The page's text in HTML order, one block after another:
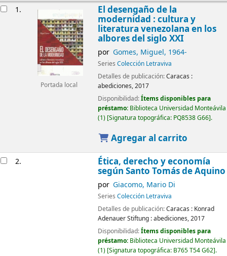
1.
Portada local
El desengaño de la
modernidad : cultura y
literatura venezolana en los
albores del siglo XXI
por Gomes, Miguel, 1964-
Series Colección Letraviva
Detalles de publicación:Caracas :
abediciones,2017
Disponibilidad:Ítems disponibles para
préstamo: Biblioteca Universidad Monteávila
(1) Signatura topográfica: PQ8538 G66 .
Agregar al carrito
2. Ética, derecho y economía
según Santo Tomás de Aquino
por Giacomo, Mario Di
Series Colección Letraviva
Detalles de publicación:Caracas : Konrad
Adenauer Stiftung : abediciones,2017
Disponibilidad:Ítems disponibles para
préstamo: Biblioteca Universidad Monteávila
(1) Signatura topográfica: B765 T54 G62 .